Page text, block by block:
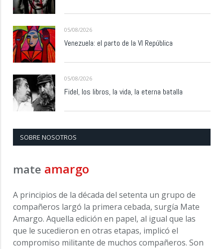
05/08/2026
Venezuela: el parto de la VI República
05/08/2026
Fidel, los libros, la vida, la eterna batalla
SOBRE NOSOTROS
mate amargo
A principios de la década del setenta un grupo de
compañeros largó la primera cebada, surgía Mate
Amargo. Aquella edición en papel, al igual que las
que le sucedieron en otras etapas, implicó el
compromiso militante de muchos compañeros. Son